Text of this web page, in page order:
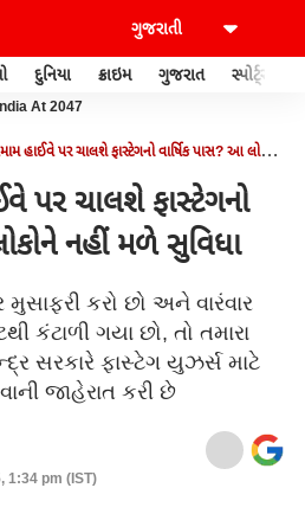
દુનિયા ક્રાઇમ ગુજરાત સ્પોર્ટ્સ
India At 2047
હાઈવે પર ચાલશે ફાસ્ટેગનો વાર્ષિક પાસ? આ લોકોને
પર ચાલશે ફાસ્ટેગનો
નહીં મળે સુવિધા
કરો છો અને વારંવાર
કંટાળી ગયા છો, તો તમારા
સરકારે ફાસ્ટેગ યુઝર્સ માટે
જાહેરાત કરી છે
1:34 pm (IST)